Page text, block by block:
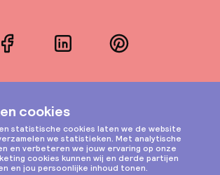
FacebookLinkedInPinterest
Instagram